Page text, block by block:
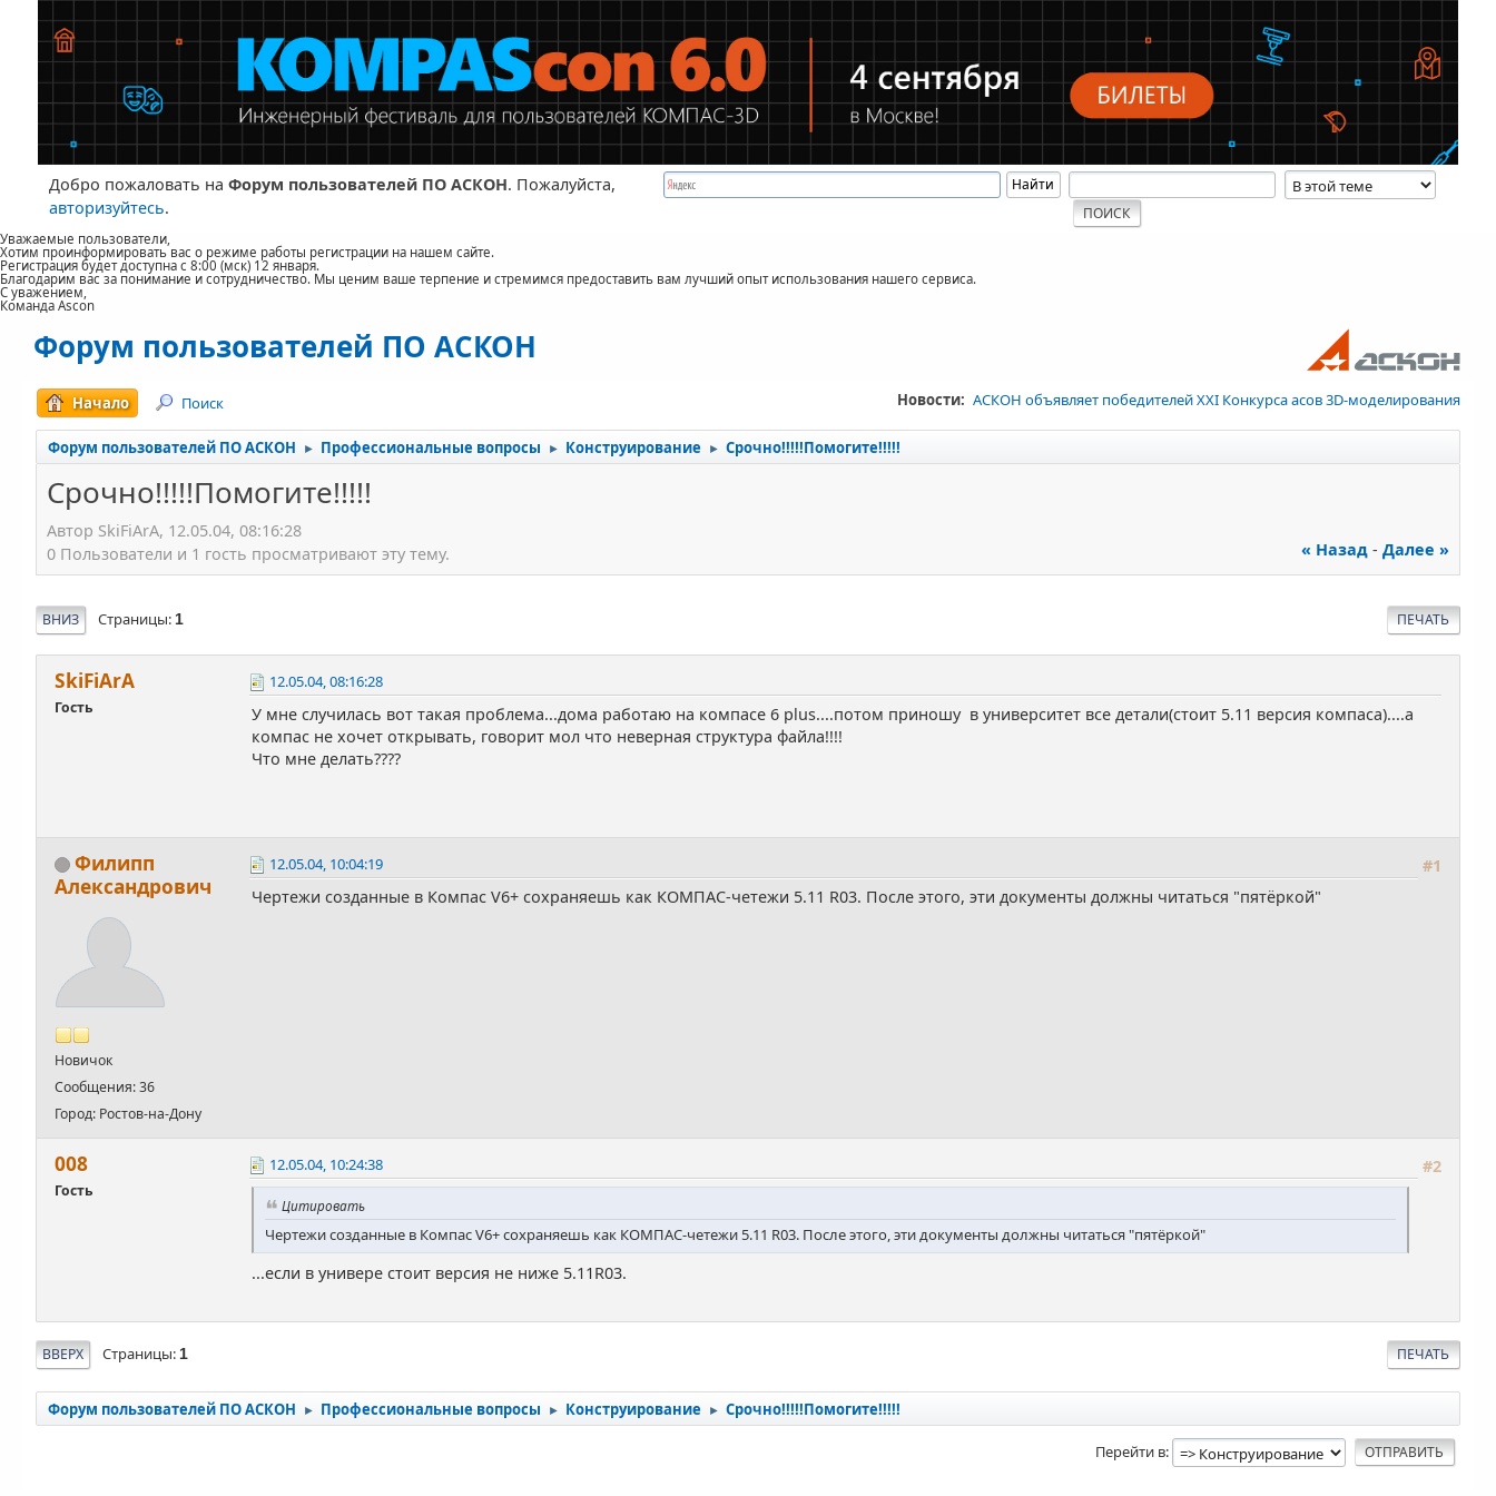
Добро пожаловать на Форум пользователей ПО АСКОН. Пожалуйста,
авторизуйтесь.
Уважаемые пользователи,
Хотим проинформировать вас о режиме работы регистрации на нашем сайте.
Регистрация будет доступна с 8:00 (мск) 12 января.
Благодарим вас за понимание и сотрудничество. Мы ценим ваше терпение и стремимся предоставить вам лучший опыт использования нашего сервиса.
С уважением,
Команда Ascon
Форум пользователей ПО АСКОН
Новости: АСКОН объявляет победителей XXI Конкурса асов 3D-моделирования
Начало Поиск
Форум пользователей ПО АСКОН ► Профессиональные вопросы ► Конструирование ► Срочно!!!!!Помогите!!!!!
Срочно!!!!!Помогите!!!!!
Автор SkiFiАrА, 12.05.04, 08:16:28
« Назад- Далее »
0 Пользователи и 1 гость просматривают эту тему.
ПЕЧАТЬ
ВНИЗ Страницы 1
SkiFiАrА
Гость
12.05.04, 08:16:28
У мне случилась вот такая проблема...дома работаю на компасе 6 plus....потом приношу в университет все детали(стоит 5.11 версия компаса)....а
компас не хочет открывать, говорит мол что неверная структура файла!!!!
Что мне делать????
Филипп
Александрович
Новичок
Сообщения: 36
Город: Ростов-на-Дону
#1
12.05.04, 10:04:19
Чертежи созданные в Компас V6+ сохраняешь как КОМПАС-четежи 5.11 R03. После этого, эти документы должны читаться "пятёркой"
008
Гость
#2
12.05.04, 10:24:38
Цитировать
Чертежи созданные в Компас V6+ сохраняешь как КОМПАС-четежи 5.11 R03. После этого, эти документы должны читаться "пятёркой"
...если в универе стоит версия не ниже 5.11R03.
ПЕЧАТЬ
ВВЕРХ Страницы 1
Форум пользователей ПО АСКОН ► Профессиональные вопросы ► Конструирование ► Срочно!!!!!Помогите!!!!!
Перейти в